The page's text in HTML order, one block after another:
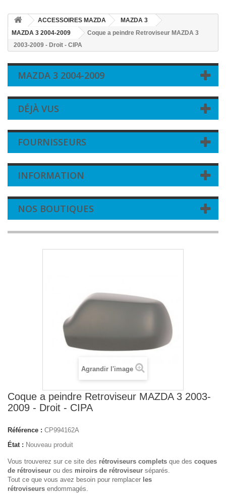
ACCESSOIRES MAZDA
MAZDA 3
MAZDA 3 2004-2009
Coque a peindre Retroviseur MAZDA 3
2003-2009 - Droit - CIPA
MAZDA 3 2004-2009
DÉJÀ VUS
FOURNISSEURS
INFORMATION
NOS BOUTIQUES
Agrandir l'image
Coque a peindre Retroviseur MAZDA 3 2003-
2009 - Droit - CIPA
Référence : CP994162A
État : Nouveau produit
Vous trouverez sur ce site des rétroviseurs complets que des coques
de rétroviseur ou des miroirs de rétroviseur séparés.
Tout ce que vous avez besoin pour remplacer les
rétroviseurs endommagés.